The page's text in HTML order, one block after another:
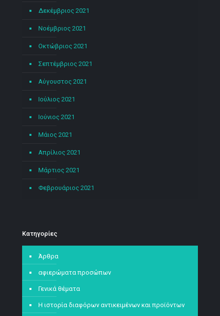
Δεκέμβριος 2021
Νοέμβριος 2021
Οκτώβριος 2021
Σεπτέμβριος 2021
Αύγουστος 2021
Ιούλιος 2021
Ιούνιος 2021
Μάιος 2021
Απρίλιος 2021
Μάρτιος 2021
Φεβρουάριος 2021
Kατηγορίες
Άρθρα
αφιερώματα προσώπων
Γενικά θέματα
Η ιστορία διαφόρων αντικειμένων και προϊόντων